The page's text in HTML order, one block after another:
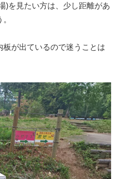
)を見たい方は、少し距離があ
が出ているので迷うことは